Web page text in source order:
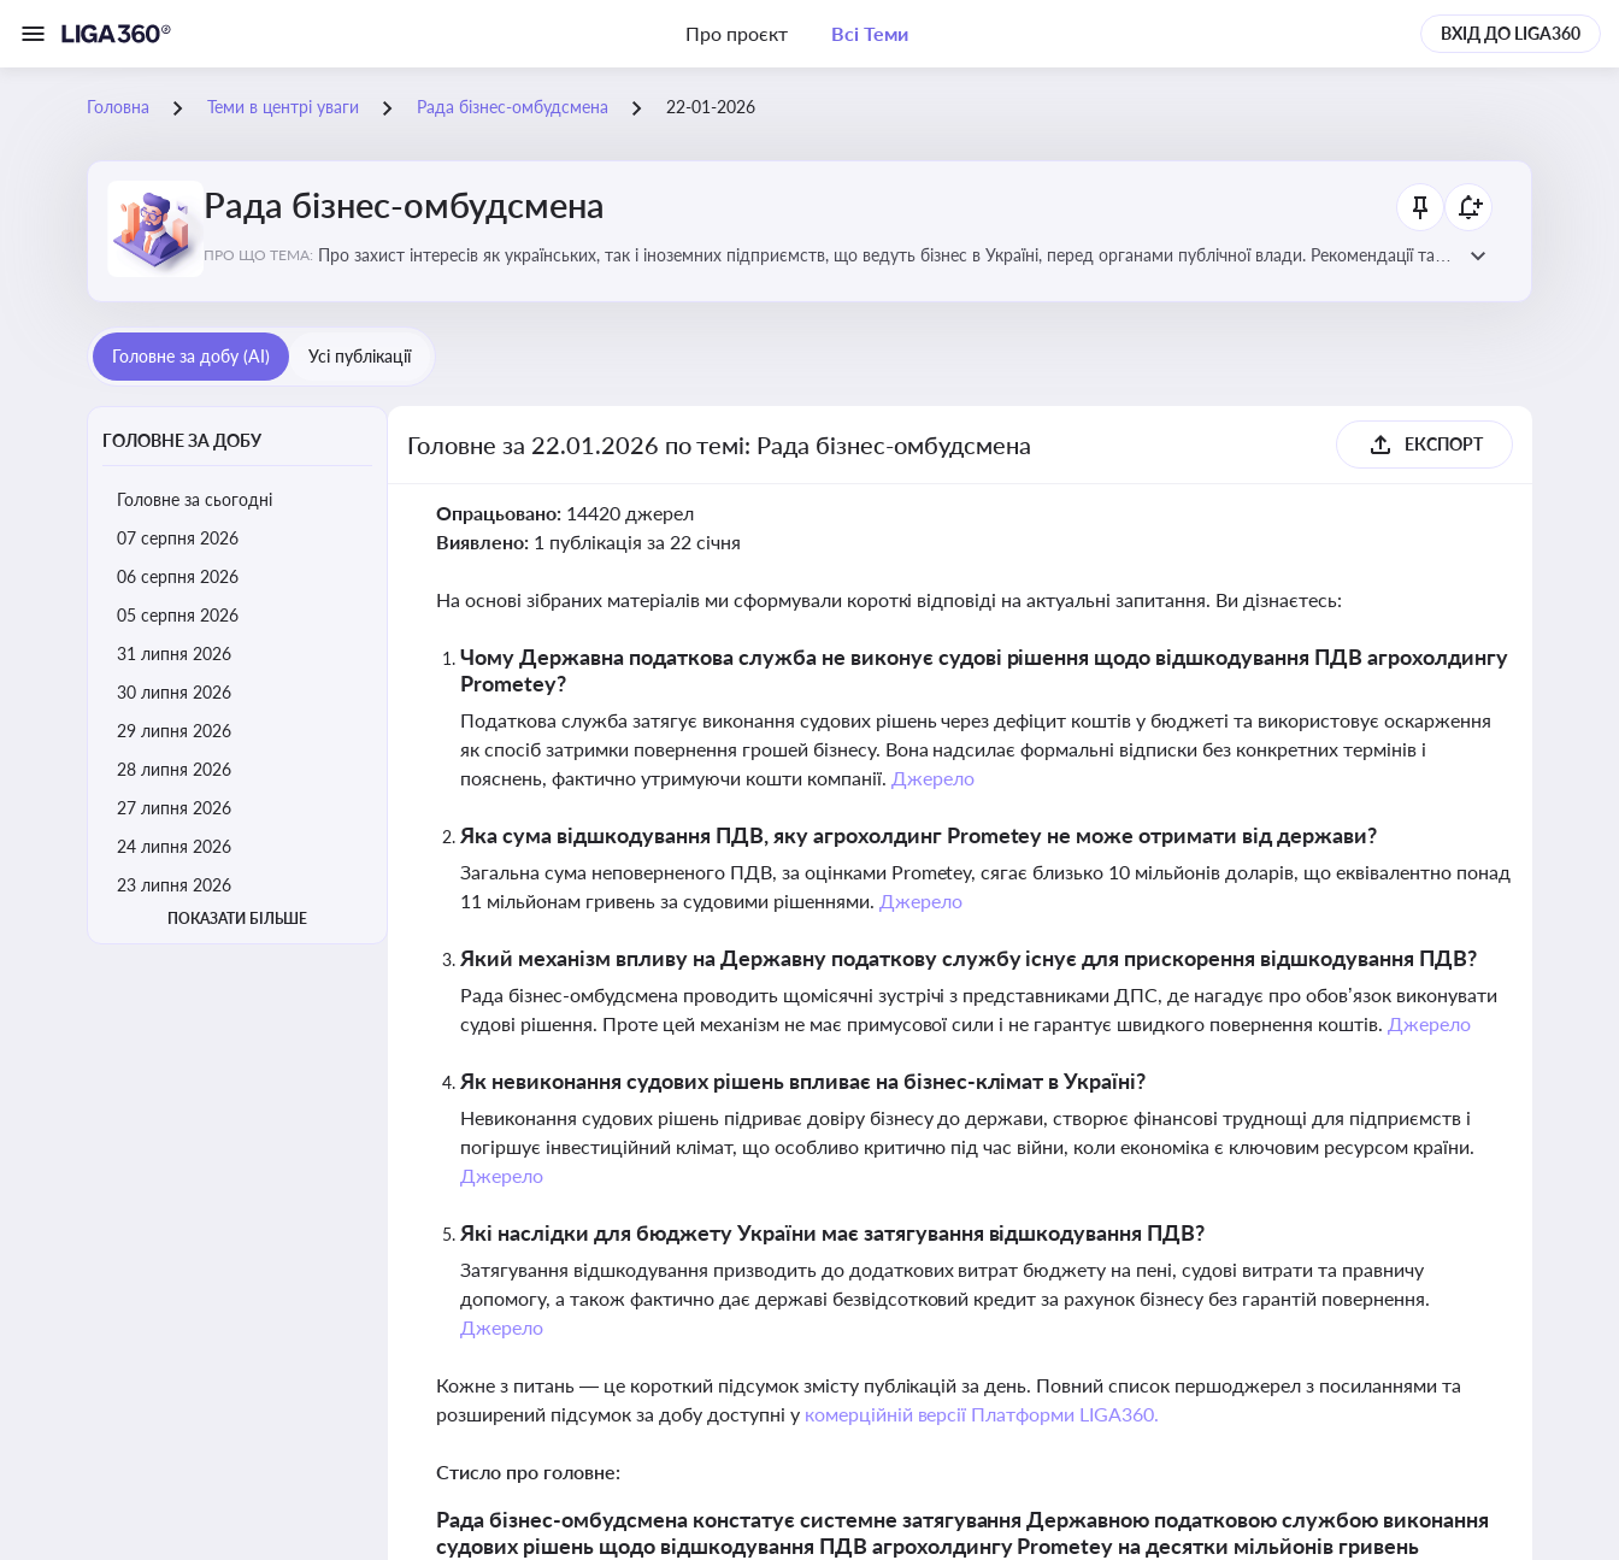
Про проєкт Всі Теми ВХІД ДО LIGA360
Головна Теми в центрі уваги Рада бізнес-омбудсмена 22-01-2026
Рада бізнес-омбудсмена
ПРО ЩО ТЕМА: Про захист інтересів як українських, так і іноземних підприємств, що ведуть бізнес в Україні, перед органами публічної влади. Рекомендації та
Головне за добу (AI) Усі публікації
ГОЛОВНЕ ЗА ДОБУ
Головне за сьогодні
07 серпня 2026
06 серпня 2026
05 серпня 2026
31 липня 2026
30 липня 2026
29 липня 2026
28 липня 2026
27 липня 2026
24 липня 2026
23 липня 2026
ПОКАЗАТИ БІЛЬШЕ
Головне за 22.01.2026 по темі: Рада бізнес-омбудсмена ЕКСПОРТ
Опрацьовано: 14420 джерел
Виявлено: 1 публікація за 22 січня
На основі зібраних матеріалів ми сформували короткі відповіді на актуальні запитання. Ви дізнаєтесь:
Чому Державна податкова служба не виконує судові рішення щодо відшкодування ПДВ агрохолдингу
Prometey?
Податкова служба затягує виконання судових рішень через дефіцит коштів у бюджеті та використовує оскарження
як спосіб затримки повернення грошей бізнесу. Вона надсилає формальні відписки без конкретних термінів і
пояснень, фактично утримуючи кошти компанії. Джерело
Яка сума відшкодування ПДВ, яку агрохолдинг Prometey не може отримати від держави?
Загальна сума неповерненого ПДВ, за оцінками Prometey, сягає близько 10 мільйонів доларів, що еквівалентно понад
11 мільйонам гривень за судовими рішеннями. Джерело
Який механізм впливу на Державну податкову службу існує для прискорення відшкодування ПДВ?
Рада бізнес-омбудсмена проводить щомісячні зустрічі з представниками ДПС, де нагадує про обов’язок виконувати
судові рішення. Проте цей механізм не має примусової сили і не гарантує швидкого повернення коштів. Джерело
Як невиконання судових рішень впливає на бізнес-клімат в Україні?
Невиконання судових рішень підриває довіру бізнесу до держави, створює фінансові труднощі для підприємств і
погіршує інвестиційний клімат, що особливо критично під час війни, коли економіка є ключовим ресурсом країни.
Джерело
Які наслідки для бюджету України має затягування відшкодування ПДВ?
Затягування відшкодування призводить до додаткових витрат бюджету на пені, судові витрати та правничу
допомогу, а також фактично дає державі безвідсотковий кредит за рахунок бізнесу без гарантій повернення.
Джерело
Кожне з питань — це короткий підсумок змісту публікацій за день. Повний список першоджерел з посиланнями та
розширений підсумок за добу доступні у комерційній версії Платформи LIGA360.
Стисло про головне:
Рада бізнес-омбудсмена констатує системне затягування Державною податковою службою виконання
судових рішень щодо відшкодування ПДВ агрохолдингу Prometey на десятки мільйонів гривень